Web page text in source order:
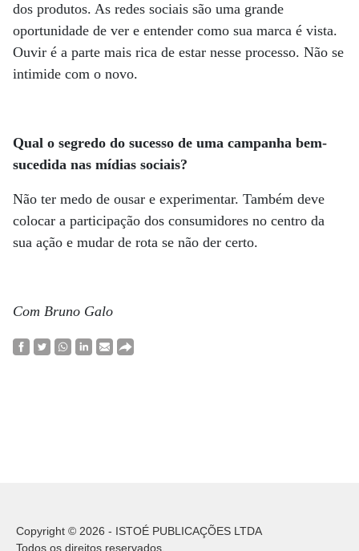
dos produtos. As redes sociais são uma grande
oportunidade de ver e entender como sua marca é vista.
Ouvir é a parte mais rica de estar nesse processo. Não se
intimide com o novo.
Qual o segredo do sucesso de uma campanha bem-
sucedida nas mídias sociais?
Não ter medo de ousar e experimentar. Também deve
colocar a participação dos consumidores no centro da
sua ação e mudar de rota se não der certo.
Com Bruno Galo
Copyright © 2026 - ISTOÉ PUBLICAÇÕES LTDA
Todos os direitos reservados.